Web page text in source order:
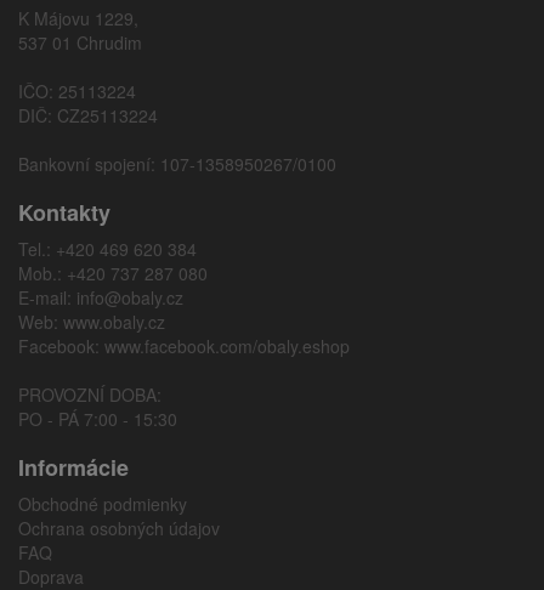
K Májovu 1229,
537 01 Chrudim
IČO: 25113224
DIČ: CZ25113224
Bankovní spojení: 107-1358950267/0100
Kontakty
Tel.: +420 469 620 384
Mob.: +420 737 287 080
E-mail: info@obaly.cz
Web: www.obaly.cz
Facebook: www.facebook.com/obaly.eshop
PROVOZNÍ DOBA:
PO - PÁ 7:00 - 15:30
Informácie
Obchodné podmienky
Ochrana osobných údajov
FAQ
Doprava